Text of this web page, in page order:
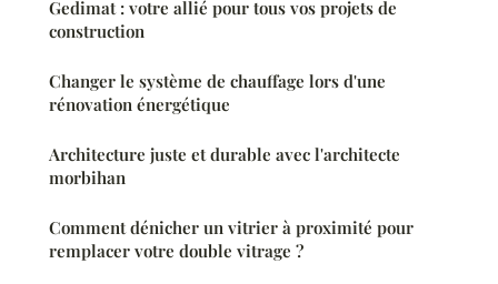
Gedimat : votre allié pour tous vos projets de
construction
Changer le système de chauffage lors d'une
rénovation énergétique
Architecture juste et durable avec l'architecte
morbihan
Comment dénicher un vitrier à proximité pour
remplacer votre double vitrage ?